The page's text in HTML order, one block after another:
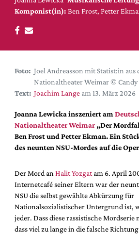
DdB-map
Kalender
Festival-Planer
Hefte
Alle Hefte
Leseproben
Podcast
Service
Shop / Abo
Newsletter
Redaktion
Autor:innen
Partner
Mediadaten
Komponist(in): Ben Frost, Petter
Foto: Joel Andreasson mit Statist:in aus
Nationaltheater Weimar © Candy
Text: Joachim Lange am 13. März 2026
Joanna Lewicka inszeniert am
Nationaltheater Weimar„Der
Ben Frost und Petter Ekman. Ein
des neunten NSU-Mordes auf die
Der Mord an Halit Yozgat am 6. April
Internetcafé seiner Eltern war der
NSU die selbst gewählte Abkürzung für
Nationalsozialistischer Untergrund ist,
jeder. Dass diese rassistische
dass viel zu lange in die falsche